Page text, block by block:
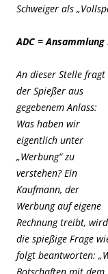
Schweiger als
ADC =
An dieser Stelle fragt
der Spießer aus
gegebenem Anlass:
Was haben wir
eigentlich unter
„Werbung“ zu
verstehen? Ein
Kaufmann, der
Werbung auf eigene
Rechnung treibt, wird
die spießige Frage
folgt beantworten: